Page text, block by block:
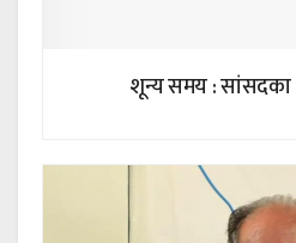
शून्य समय : सांसदका